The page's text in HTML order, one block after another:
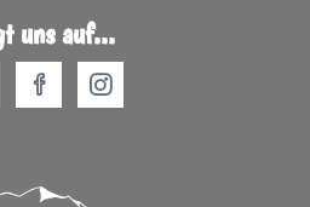
uns auf...